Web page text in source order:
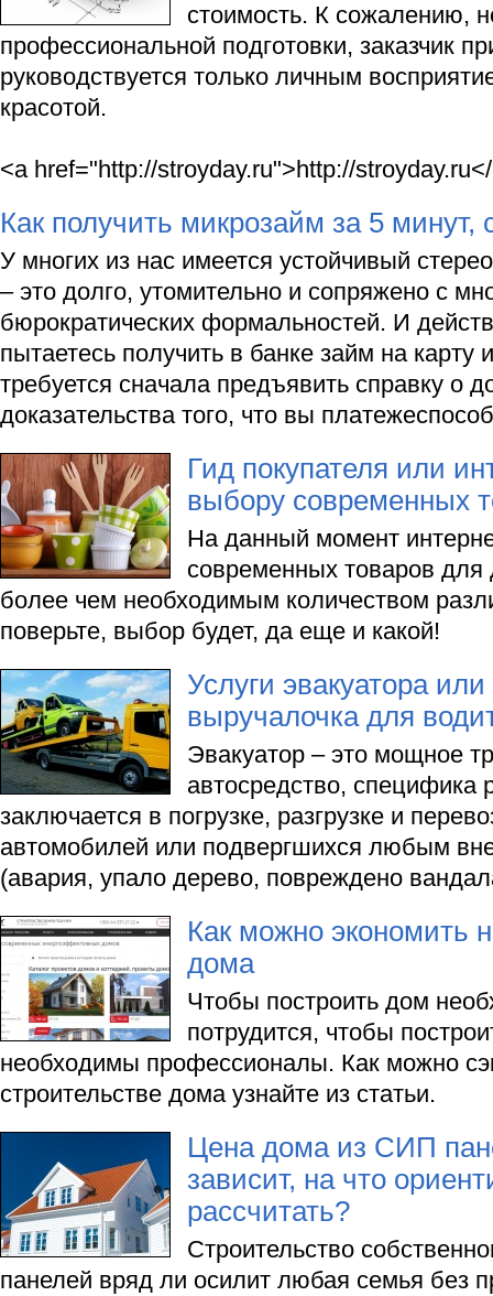
стоимость. К сожалению,
профессиональной подготовки, заказчик
руководствуется только личным
красотой.
<a href="http://stroyday.ru">http://
Как получить микрозайм за 5 минут,
У многих из нас имеется устойчивый
– это долго, утомительно и сопряжено с
бюрократических формальностей. И
пытаетесь получить в банке займ на
требуется сначала предъявить справку о
доказательства того, что вы
Гид покупателя или
выбору современных
На данный момент
современных товаров для
более чем необходимым количеством
поверьте, выбор будет, да еще и какой!
Услуги эвакуатора
выручалочка для
Эвакуатор – это мощное
автосредство, специфика
заключается в погрузке, разгрузке и
автомобилей или подвергшихся любым
(авария, упало дерево, повреждено
Как можно экономить
дома
Чтобы построить дом
потрудится, чтобы
необходимы профессионалы. Как можно
строительстве дома узнайте из статьи.
Цена дома из СИП
зависит, на что
рассчитать?
Строительство
панелей вряд ли осилит любая семья без